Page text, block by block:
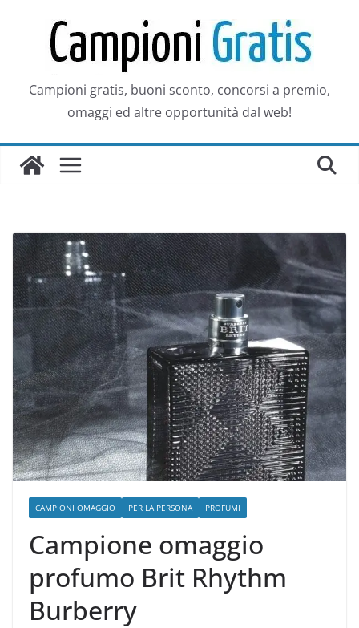
contenuto
Campioni gratis, buoni sconto, concorsi a premio,
omaggi ed altre opportunità dal web!
CAMPIONI OMAGGIO PER LA PERSONA PROFUMI
Campione omaggio
profumo Brit Rhythm
Burberry